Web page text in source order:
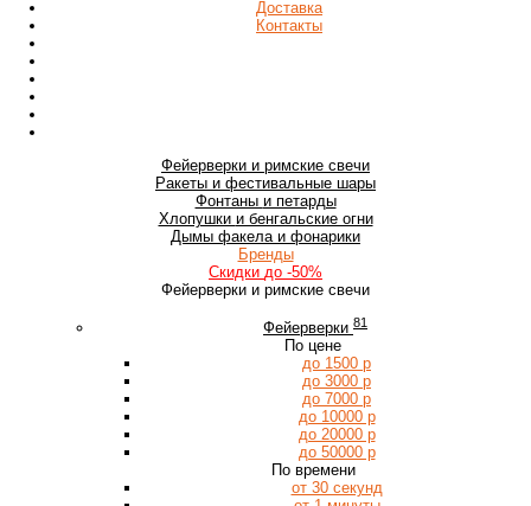
Доставка
Контакты
Фейерверки и римские свечи
Ракеты и фестивальные шары
Фонтаны и петарды
Хлопушки и бенгальские огни
Дымы факела и фонарики
Бренды
Скидки до -50%
Фейерверки и римские свечи
Фейерверки 81
По цене
до 1500 р
до 3000 р
до 7000 р
до 10000 р
до 20000 р
до 50000 р
По времени
от 30 секунд